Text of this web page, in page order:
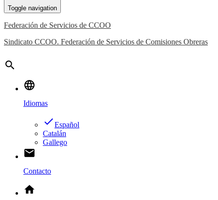
Toggle navigation
Federación de Servicios de CCOO
Sindicato CCOO. Federación de Servicios de Comisiones Obreras
search
language
Idiomas
doneEspañol
Catalán
Gallego
email
Contacto
home